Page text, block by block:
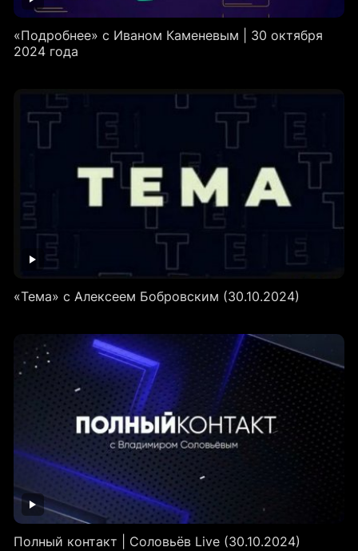
«Подробнее» с Иваном Каменевым | 30 октября
2024 года
«Тема» с Алексеем Бобровским (30.10.2024)
Полный контакт | Соловьёв Live (30.10.2024)